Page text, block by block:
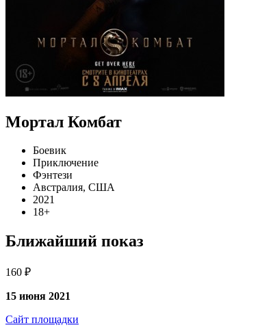
Мортал Комбат
Боевик
Приключение
Фэнтези
Австралия, США
2021
18+
Ближайший показ
160 ₽
15 июня 2021
Сайт площадки